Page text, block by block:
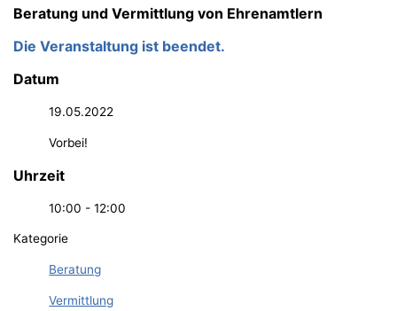
Bera­tung und Ver­mitt­lung von Ehrenamtlern
Die Veranstaltung ist beendet.
Datum
19.05.2022
Vorbei!
Uhrzeit
10:00 - 12:00
Kategorie
Beratung
Vermittlung